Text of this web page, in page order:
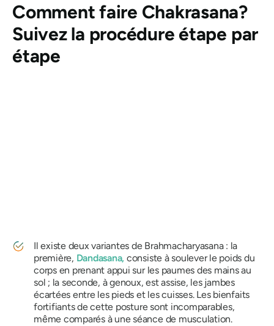
Comment faire Chakrasana?
Suivez la procédure étape par
étape
Il existe deux variantes de Brahmacharyasana: la
première, Dandasana, consiste à soulever le poids du
corps en prenant appui sur les paumes des mains au
sol ; la seconde, à genoux, est assise, les jambes
écartées entre les pieds et les cuisses. Les bienfaits
fortifiants de cette posture sont incomparables,
même comparés à une séance de musculation.